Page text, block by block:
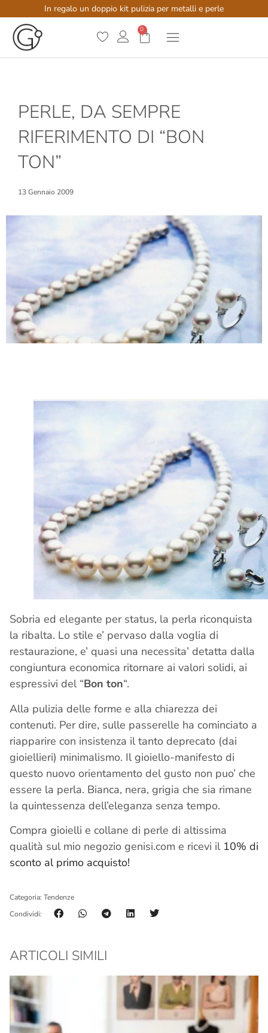
In regalo un doppio kit pulizia per metalli e perle
0
PERLE, DA SEMPRE
RIFERIMENTO DI “BON
TON”
13 Gennaio 2009
Sobria ed elegante per status, la perla riconquista
la ribalta. Lo stile e’ pervaso dalla voglia di
restaurazione, e’ quasi una necessita’ detatta dalla
congiuntura economica ritornare ai valori solidi, ai
espressivi del “Bon ton“.
Alla pulizia delle forme e alla chiarezza dei
contenuti. Per dire, sulle passerelle ha cominciato a
riapparire con insistenza il tanto deprecato (dai
gioiellieri) minimalismo. Il gioiello-manifesto di
questo nuovo orientamento del gusto non puo’ che
essere la perla. Bianca, nera, grigia che sia rimane
la quintessenza dell’eleganza senza tempo.
Compra gioielli e collane di perle di altissima
qualità sul mio negozio genisi.com e ricevi il 10% di
sconto al primo acquisto!
Categoria: Tendenze
Condividi:
ARTICOLI SIMILI